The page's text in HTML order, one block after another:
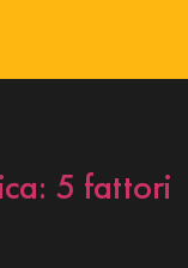
5 fattori